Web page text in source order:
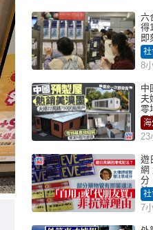
六
得
即
8
中
夫
零
月
23
遊
網
分
法
7